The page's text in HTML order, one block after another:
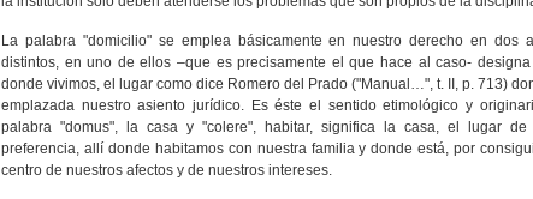
La palabra "domicilio" se emplea básicamente en nuestro derecho en dos
distintos, en uno de ellos –que es precisamente el que hace al caso-
donde vivimos, el lugar como dice Romero del Prado ("Manual…", t. II, p. 713)
emplazada nuestro asiento jurídico. Es éste el sentido etimológico y
palabra "domus", la casa y "colere", habitar, significa la casa, el lugar de
preferencia, allí donde habitamos con nuestra familia y donde está, por
centro de nuestros afectos y de nuestros intereses.